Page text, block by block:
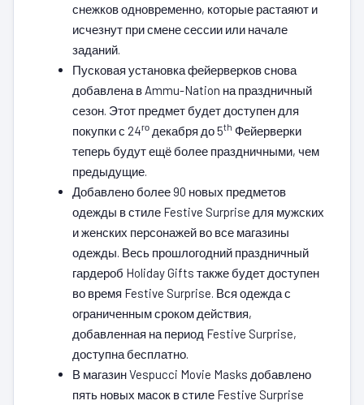
снежков одновременно, которые растаяют и
исчезнут при смене сессии или начале
заданий.
Пусковая установка фейерверков снова
добавлена в Ammu-Nation на праздничный
сезон. Этот предмет будет доступен для
покупки с 24го декабря до 5th Фейерверки
теперь будут ещё более праздничными, чем
предыдущие.
Добавлено более 90 новых предметов
одежды в стиле Festive Surprise для мужских
и женских персонажей во все магазины
одежды. Весь прошлогодний праздничный
гардероб Holiday Gifts также будет доступен
во время Festive Surprise. Вся одежда с
ограниченным сроком действия,
добавленная на период Festive Surprise,
доступна бесплатно.
В магазин Vespucci Movie Masks добавлено
пять новых масок в стиле Festive Surprise